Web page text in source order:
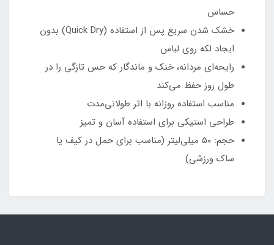
حساس
خشک شدن سریع پس از استفاده (Quick Dry) بدون
ایجاد لکه روی لباس
رایحه‌ای مردانه، خنک و ماندگار که حس تازگی را در
طول روز حفظ می‌کند
مناسب استفاده روزانه با اثر طولانی‌مدت
طراحی استیکی برای استفاده آسان و تمیز
حجم: ۵۰ میلی‌لیتر (مناسب برای حمل در کیف یا
ساک ورزشی)